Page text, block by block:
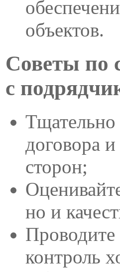
объектов.
Советы по
с
Тщательно
договора и
сторон;
но и
контроль